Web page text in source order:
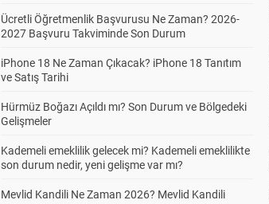
Ücretli Öğretmenlik Başvurusu Ne Zaman? 2026-
2027 Başvuru Takviminde Son Durum
iPhone 18 Ne Zaman Çıkacak? iPhone 18 Tanıtım
ve Satış Tarihi
Hürmüz Boğazı Açıldı mı? Son Durum ve Bölgedeki
Gelişmeler
Kademeli emeklilik gelecek mi? Kademeli emeklilikte
son durum nedir, yeni gelişme var mı?
Mevlid Kandili Ne Zaman 2026? Mevlid Kandili